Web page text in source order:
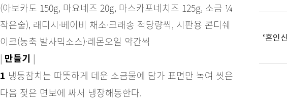
(아보카도 150g, 마요네즈 20g, 마스카포네치즈 125g, 소금 ¼
작은술), 래디시·베이비 채소·크래송 적당량씩, 시판용 콘디쉐
이크(농축 발사믹소스)·레몬오일 약간씩
| 만들기 |
1 냉동참치는 따뜻하게 데운 소금물에 담가 표면만 녹여 씻은
다음 젖은 면보에 싸서 냉장해동한다.
‘혼인